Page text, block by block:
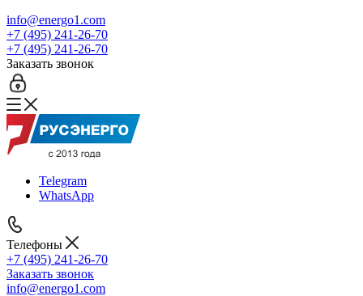
info@energo1.com
+7 (495) 241-26-70
+7 (495) 241-26-70
Заказать звонок
Telegram
WhatsApp
Телефоны
+7 (495) 241-26-70
Заказать звонок
info@energo1.com